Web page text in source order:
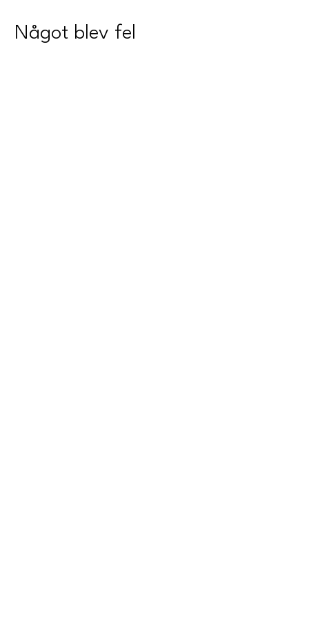
Något blev fel